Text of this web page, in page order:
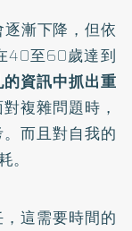
漸下降，但依
40至60歲達到
資訊中抓出重
複雜問題時，
而且對自我的
這需要時間的